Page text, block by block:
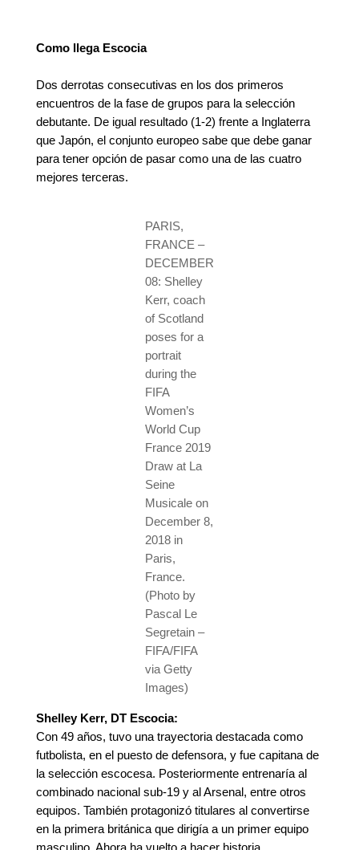
Como llega Escocia
Dos derrotas consecutivas en los dos primeros
encuentros de la fase de grupos para la selección
debutante. De igual resultado (1-2) frente a Inglaterra
que Japón, el conjunto europeo sabe que debe ganar
para tener opción de pasar como una de las cuatro
mejores terceras.
PARIS,
FRANCE –
DECEMBER
08: Shelley
Kerr, coach
of Scotland
poses for a
portrait
during the
FIFA
Women’s
World Cup
France 2019
Draw at La
Seine
Musicale on
December 8,
2018 in
Paris,
France.
(Photo by
Pascal Le
Segretain –
FIFA/FIFA
via Getty
Images)
Shelley Kerr, DT Escocia:
Con 49 años, tuvo una trayectoria destacada como
futbolista, en el puesto de defensora, y fue capitana de
la selección escocesa. Posteriormente entrenaría al
combinado nacional sub-19 y al Arsenal, entre otros
equipos. También protagonizó titulares al convertirse
en la primera británica que dirigía a un primer equipo
masculino. Ahora ha vuelto a hacer historia